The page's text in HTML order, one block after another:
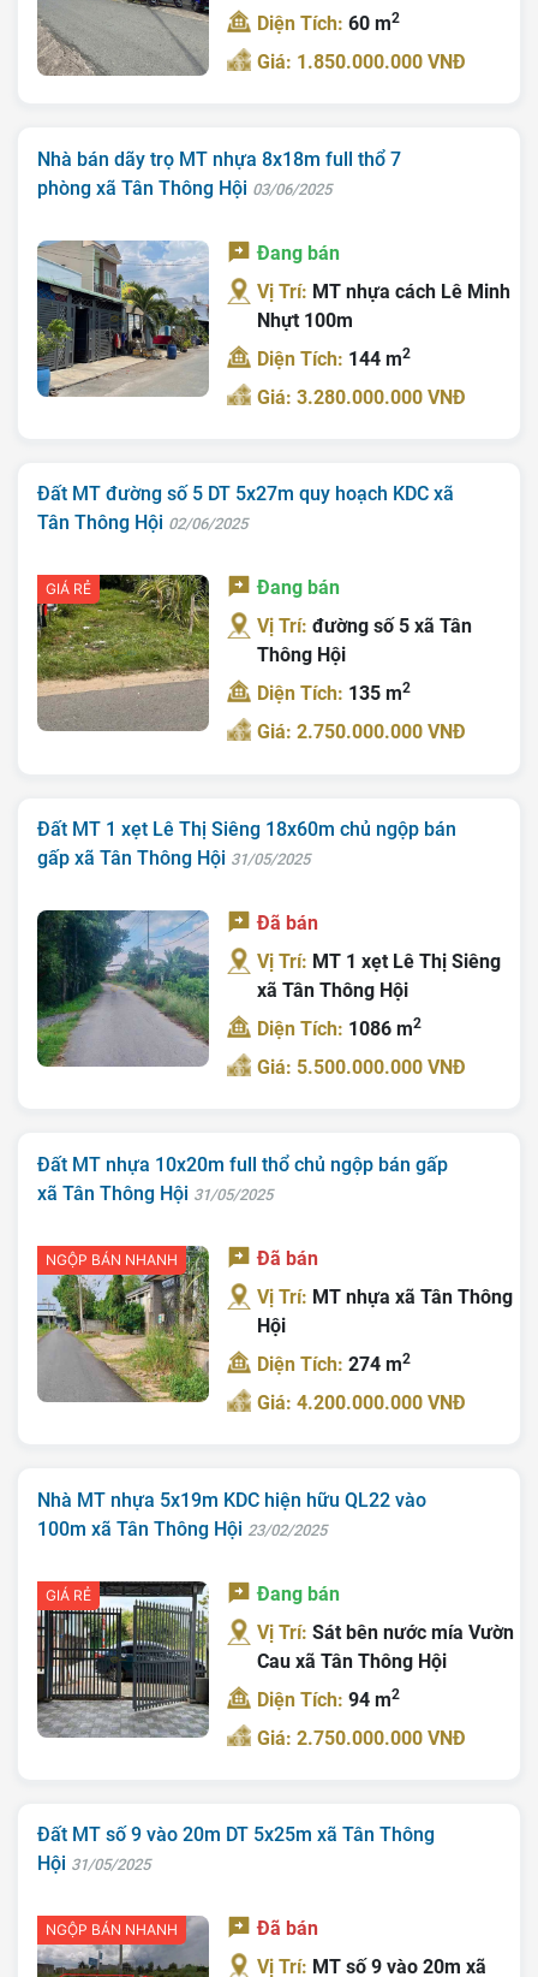
Trang chủ
Giới Thiệu
Bán Đất
Ký Gửi
Tin Tức
Tra Quy Hoạch
Diện Tích:60 m2
Giá: 1.850.000.000 VNĐ
Nhà bán dãy trọ MT nhựa 8x18m full thổ 7
phòng xã Tân Thông Hội 03/06/2025
Đang bán
Vị Trí: MT nhựa cách Lê Minh
Nhựt 100m
Diện Tích: 144 m2
Giá: 3.280.000.000 VNĐ
Đất MT đường số 5 DT 5x27m quy hoạch KDC xã
Tân Thông Hội 02/06/2025
GIÁ RẺ
Đang bán
Vị Trí:đường số 5 xã Tân
Thông Hội
Diện Tích: 135 m2
Giá: 2.750.000.000 VNĐ
Đất MT 1 xẹt Lê Thị Siêng 18x60m chủ ngộp bán
gấp xã Tân Thông Hội 31/05/2025
Đã bán
Vị Trí: MT 1 xẹt Lê Thị Siêng
xã Tân Thông Hội
Diện Tích: 1086 m2
Giá: 5.500.000.000 VNĐ
Đất MT nhựa 10x20m full thổ chủ ngộp bán gấp
xã Tân Thông Hội 31/05/2025
NGỘP BÁN NHANH
Đã bán
Vị Trí: MT nhựa xã Tân Thông
Hội
Diện Tích:274 m2
Giá: 4.200.000.000 VNĐ
Nhà MT nhựa 5x19m KDC hiện hữu QL22 vào
100m xã Tân Thông Hội 23/02/2025
GIÁ RẺ
Đang bán
Vị Trí:Sát bên nước mía Vườn
Cau xã Tân Thông Hội
Diện Tích:94 m2
Giá: 2.750.000.000 VNĐ
Đất MT số 9 vào 20m DT 5x25m xã Tân Thông
Hội 31/05/2025
NGỘP BÁN NHANH
Đã bán
Vị Trí: MT số 9 vào 20m xã